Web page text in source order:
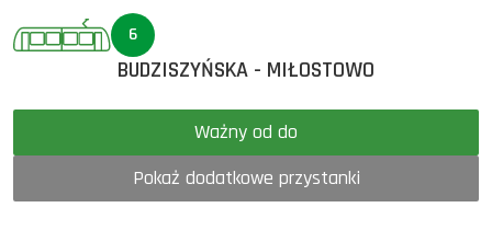
6
BUDZISZYŃSKA - MIŁOSTOWO
Ważny od do
Pokaż dodatkowe przystanki